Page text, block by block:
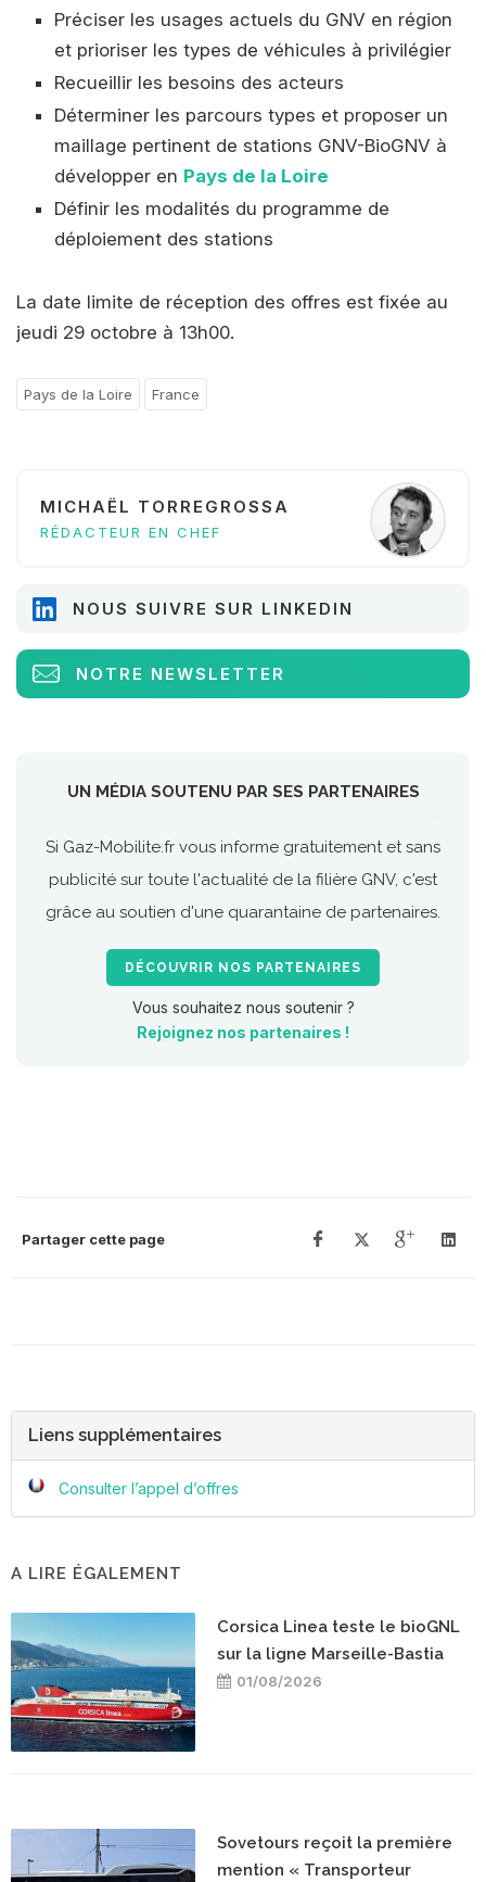
Préciser les usages actuels du GNV en région
et prioriser les types de véhicules à privilégier
Recueillir les besoins des acteurs
Déterminer les parcours types et proposer un
maillage pertinent de stations GNV-BioGNV à
développer en Pays de la Loire
Définir les modalités du programme de
déploiement des stations
La date limite de réception des offres est fixée au
jeudi 29 octobre à 13h00.
Pays de la Loire France
MICHAËL TORREGROSSA
RÉDACTEUR EN CHEF
NOUS SUIVRE SUR LINKEDIN
NOTRE NEWSLETTER
UN MÉDIA SOUTENU PAR SES PARTENAIRES
Si Gaz-Mobilite.fr vous informe gratuitement et sans
publicité sur toute l'actualité de la filière GNV, c'est
grâce au soutien d'une quarantaine de partenaires.
DÉCOUVRIR NOS PARTENAIRES
Vous souhaitez nous soutenir ?
Rejoignez nos partenaires !
Partager cette page
Liens supplémentaires
Consulter l’appel d’offres
A LIRE ÉGALEMENT
Corsica Linea teste le bioGNL
sur la ligne Marseille-Bastia
01/08/2026
Sovetours reçoit la première
mention « Transporteur